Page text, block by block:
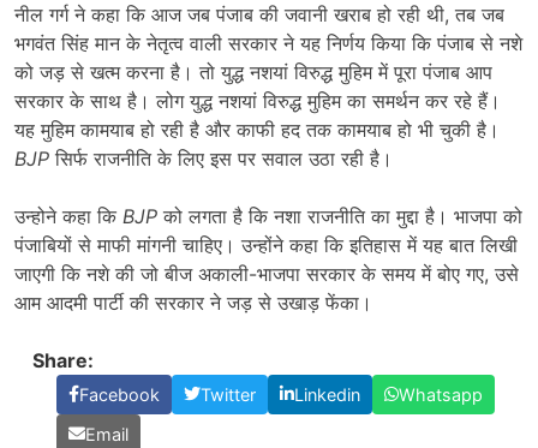
नील गर्ग ने कहा कि आज जब पंजाब की जवानी खराब हो रही थी, तब जब
भगवंत सिंह मान के नेतृत्व वाली सरकार ने यह निर्णय किया कि पंजाब से नशे
को जड़ से खत्म करना है। तो युद्ध नशयां विरुद्ध मुहिम में पूरा पंजाब आप
सरकार के साथ है। लोग युद्ध नशयां विरुद्ध मुहिम का समर्थन कर रहे हैं।
यह मुहिम कामयाब हो रही है और काफी हद तक कामयाब हो भी चुकी है।
BJPसिर्फ राजनीति के लिए इस पर सवाल उठा रही है।
उन्होने कहा कि BJPको लगता है कि नशा राजनीति का मुद्दा है। भाजपा को
पंजाबियों से माफी मांगनी चाहिए। उन्होंने कहा कि इतिहास में यह बात लिखी
जाएगी कि नशे की जो बीज अकाली-भाजपा सरकार के समय में बोए गए, उसे
आम आदमी पार्टी की सरकार ने जड़ से उखाड़ फेंका।
Share:
Facebook Twitter Linkedin
Whatsapp
Email